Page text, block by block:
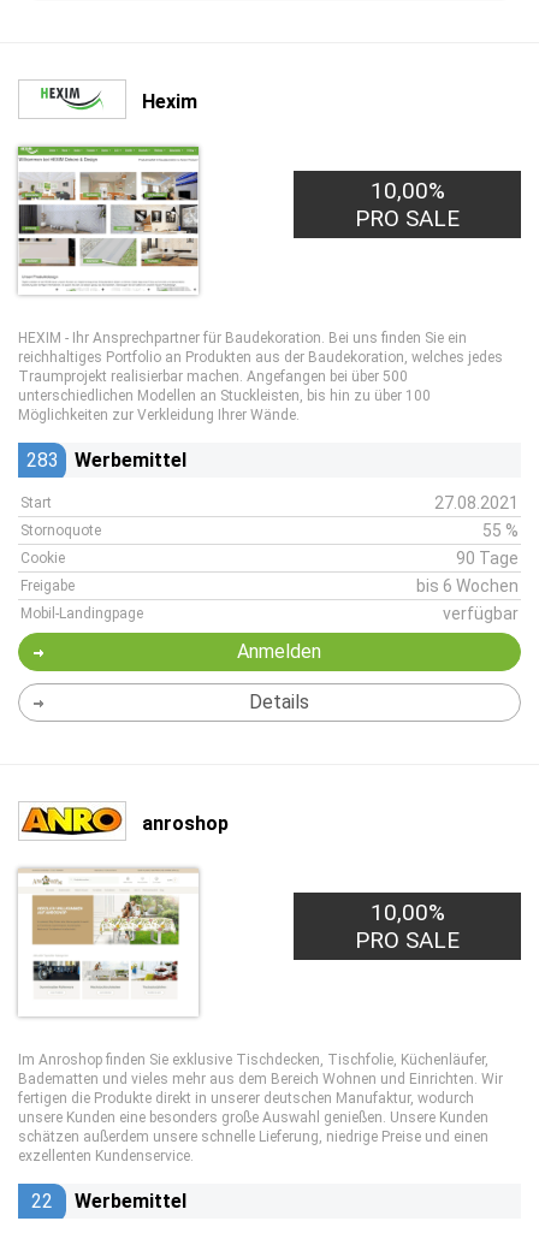
Hexim
10,00%
PRO SALE
HEXIM - Ihr Ansprechpartner für Baudekoration. Bei uns finden Sie ein
reichhaltiges Portfolio an Produkten aus der Baudekoration, welches jedes
Traumprojekt realisierbar machen. Angefangen bei über 500
unterschiedlichen Modellen an Stuckleisten, bis hin zu über 100
Möglichkeiten zur Verkleidung Ihrer Wände.
283 Werbemittel
Start 27.08.2021
Stornoquote 55 %
Cookie 90 Tage
Freigabe bis 6 Wochen
Mobil-Landingpage verfügbar
Anmelden
Details
anroshop
10,00%
PRO SALE
Im Anroshop finden Sie exklusive Tischdecken, Tischfolie, Küchenläufer,
Badematten und vieles mehr aus dem Bereich Wohnen und Einrichten. Wir
fertigen die Produkte direkt in unserer deutschen Manufaktur, wodurch
unsere Kunden eine besonders große Auswahl genießen. Unsere Kunden
schätzen außerdem unsere schnelle Lieferung, niedrige Preise und einen
exzellenten Kundenservice.
22 Werbemittel